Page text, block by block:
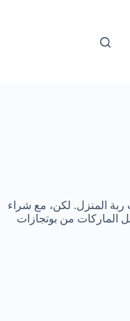
ربة المنزل. لكن، مع شراء
الماركات من بوتجازات